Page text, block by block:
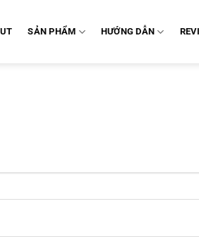
SẢN PHẨM HƯỚNG DẪN